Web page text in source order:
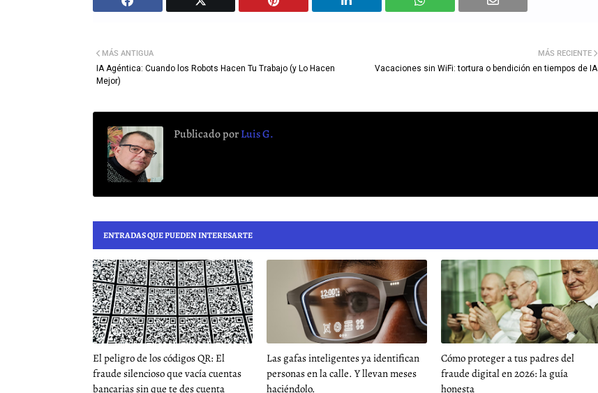
MÁS RECIENTE
Vacaciones sin WiFi: tortura o bendición en tiempos de IA
MÁS ANTIGUA
IA Agéntica: Cuando los Robots Hacen Tu Trabajo (y Lo Hacen
Mejor)
Publicado porLuis G.
ENTRADAS QUE PUEDEN INTERESARTE
El peligro de los códigos QR: El
fraude silencioso que vacía cuentas
bancarias sin que te des cuenta
Las gafas inteligentes ya identifican
personas en la calle. Y llevan meses
haciéndolo.
Cómo proteger a tus padres del
fraude digital en 2026: la guía
honesta